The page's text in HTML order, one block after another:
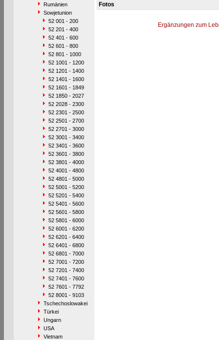
Rumänien
Sowjetunion
52 001 - 200
52 201 - 400
52 401 - 600
52 601 - 800
52 801 - 1000
52 1001 - 1200
52 1201 - 1400
52 1401 - 1600
52 1601 - 1849
52 1850 - 2027
52 2028 - 2300
52 2301 - 2500
52 2501 - 2700
52 2701 - 3000
52 3001 - 3400
52 3401 - 3600
52 3601 - 3800
52 3801 - 4000
52 4001 - 4800
52 4801 - 5000
52 5001 - 5200
52 5201 - 5400
52 5401 - 5600
52 5601 - 5800
52 5801 - 6000
52 6001 - 6200
52 6201 - 6400
52 6401 - 6800
52 6801 - 7000
52 7001 - 7200
52 7201 - 7400
52 7401 - 7600
52 7601 - 7792
52 8001 - 9103
Tschechoslowakei
Türkei
Ungarn
USA
Vietnam
Fotos
Ergänzungen zum